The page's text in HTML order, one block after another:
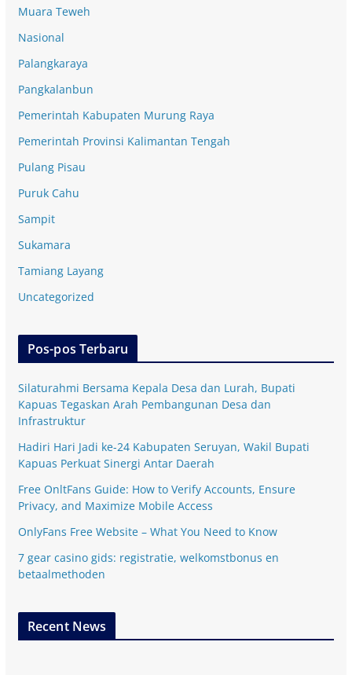
Muara Teweh
Nasional
Palangkaraya
Pangkalanbun
Pemerintah Kabupaten Murung Raya
Pemerintah Provinsi Kalimantan Tengah
Pulang Pisau
Puruk Cahu
Sampit
Sukamara
Tamiang Layang
Uncategorized
Pos-pos Terbaru
Silaturahmi Bersama Kepala Desa dan Lurah, Bupati
Kapuas Tegaskan Arah Pembangunan Desa dan
Infrastruktur
Hadiri Hari Jadi ke-24 Kabupaten Seruyan, Wakil Bupati
Kapuas Perkuat Sinergi Antar Daerah
Free OnltFans Guide: How to Verify Accounts, Ensure
Privacy, and Maximize Mobile Access
OnlyFans Free Website – What You Need to Know
7 gear casino gids: registratie, welkomstbonus en
betaalmethoden
Recent News